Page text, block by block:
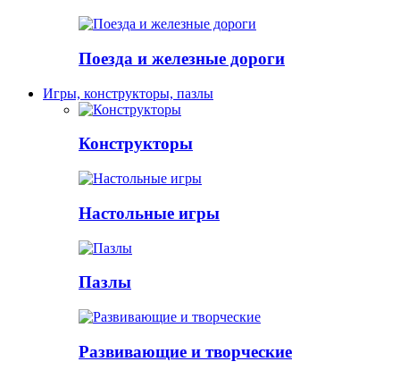
Поезда и железные дороги
Игры, конструкторы, пазлы
Конструкторы
Настольные игры
Пазлы
Развивающие и творческие